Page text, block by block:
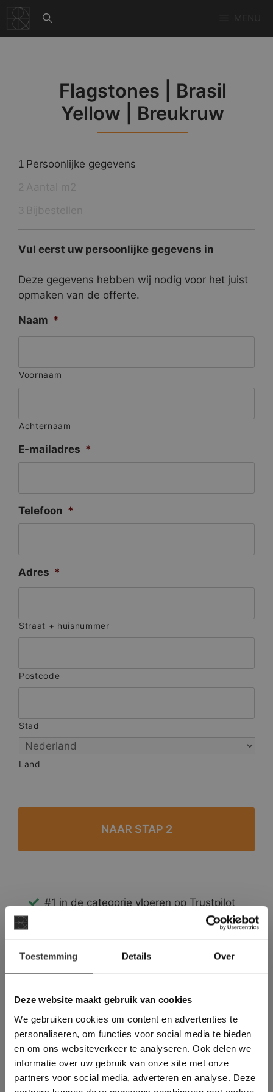
Toestemming Details Over
Deze website maakt gebruik van cookies
We gebruiken cookies om content en advertenties te
personaliseren, om functies voor social media te bieden
en om ons websiteverkeer te analyseren. Ook delen we
informatie over uw gebruik van onze site met onze
partners voor social media, adverteren en analyse. Deze
naar
de
Flagstones | Brasil
Yellow | Breukruw
1 Persoonlijke gegevens
Vul eerst uw persoonlijke gegevens in
Deze gegevens hebben wij nodig voor het juist
opmaken van de offerte.
Naam *
Voornaam
Achternaam
E-mailadres *
Telefoon *
Adres *
Straat + huisnummer
Postcode
Stad
Land
#1 in de categorie vloeren op Trustpilot
Binnen 24 uur een passende offerte
Meer dan 500 m2 showroom
Deze website maakt
gebruik van cookies.
This Cookie Banner was deleted and is no
longer working. Please contact the website
administrator.
Deze website gebruikt cookies om de
gebruikerservaring te verbeteren. Door
gebruik te maken van onze website geeft u
toestemming voor alle cookies in
overeenstemming met ons cookiebeleid.Lees
verder